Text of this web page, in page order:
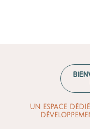
UN ESPACE